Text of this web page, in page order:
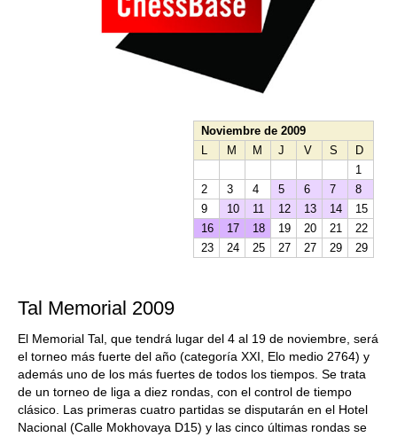
Noviembre de 2009
L
M M J V S
D
1
2
3 4 5 6 7
8
9
10 11 12 13 14
15
16
17 18 19 20 21
22
23
24 25 27 27 29 29
Tal Memorial 2009
El Memorial Tal, que tendrá lugar del 4 al 19 de noviembre, será
el torneo más fuerte del año (categoría XXI, Elo medio 2764) y
además uno de los más fuertes de todos los tiempos. Se trata
de un torneo de liga a diez rondas, con el control de tiempo
clásico. Las primeras cuatro partidas se disputarán en el Hotel
Nacional (Calle Mokhovaya D15) y las cinco últimas rondas se